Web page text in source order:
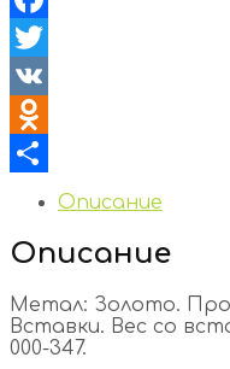
Facebook
Twitter
VK
Odnoklassniki
Отправить
Описание
Описание
Метал: Золото.
Вставки. Вес со
000-347.